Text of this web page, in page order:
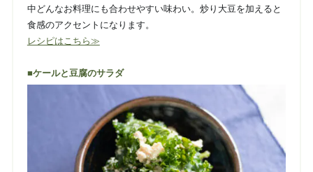
中どんなお料理にも合わせやすい味わい。炒り大豆を加えると
食感のアクセントになります。
レシピはこちら≫
■ケールと豆腐のサラダ